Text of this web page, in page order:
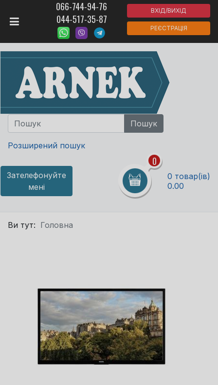
066-744-94-76
044-517-35-87
ВХІД/ВИХІД
РЕЄСТРАЦІЯ
Розширений пошук
Зателефонуйте
мені
0
0 товар(ів)
0.00
Ви тут: Головна